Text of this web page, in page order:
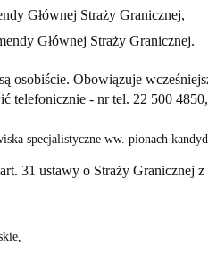
Głównej Straży Granicznej,
Głównej Straży Granicznej.
są osobiście. Obowiązuje
telefonicznie - nr tel. 22 500
specjalistyczne ww. pionach
31 ustawy o Straży Granicznej